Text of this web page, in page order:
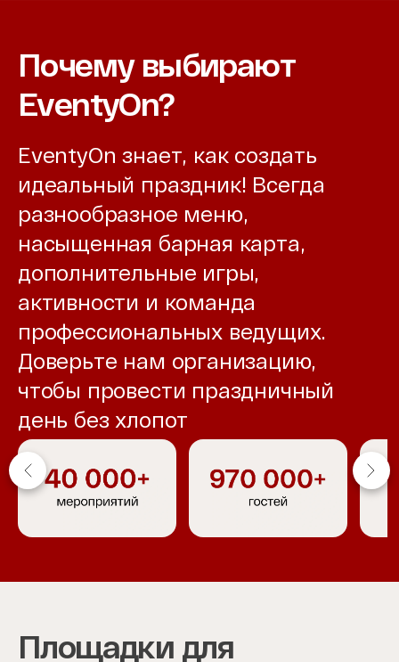
Почему выбирают
EventyOn?
EventyOn знает, как создать
идеальный праздник! Всегда
разнообразное меню,
насыщенная барная карта,
дополнительные игры,
активности и команда
профессиональных ведущих.
Доверьте нам организацию,
чтобы провести праздничный
день без хлопот
of
Площадки для